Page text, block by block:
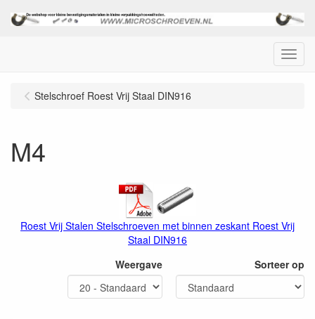
Menu
Stelschroef Roest Vrij Staal DIN916
M4
Roest Vrij Stalen Stelschroeven met binnen zeskant Roest Vrij
Staal DIN916
Weergave
Sorteer op